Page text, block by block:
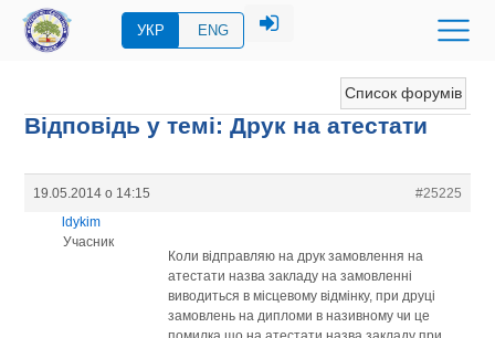
УКР ENG
Список форумів
Відповідь у темі: Друк на атестати
19.05.2014 о 14:15
#25225
ldykim
Учасник
Коли відправляю на друк замовлення на
атестати назва закладу на замовленні
виводиться в місцевому відмінку, при друці
замовлень на дипломи в називному чи це